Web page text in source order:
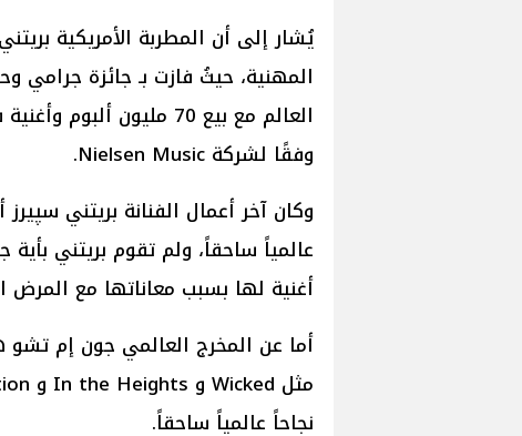
يُشار إلى أن المطربة الأمريكية
العالم مع بيع 70 مليون
وفقًا لشركة Nielsen Music.
عالمياً ساحقاً، ولم تقوم بريتني
أغنية لها بسبب معاناتها مع المرض
أما عن المخرج العالمي جون إم تشو
نجاحاً عالمياً ساحقاً.